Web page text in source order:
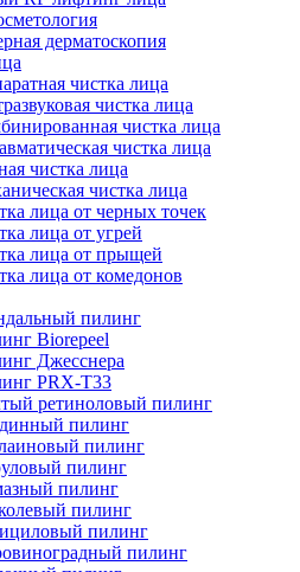
дерматоскопия
чистка лица
чистка лица
чистка лица
чистка лица
чистка лица
чистка лица
лица от черных точек
лица от угрей
лица от прыщей
лица от комедонов
пилинг
Biorepeel
Джесснера
PRX-T33
ретиноловый пилинг
пилинг
пилинг
пилинг
пилинг
пилинг
пилинг
пилинг